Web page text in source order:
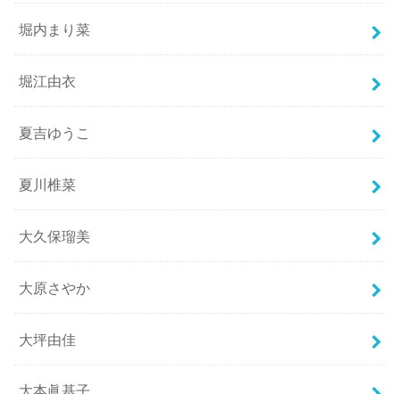
堀内まり菜
堀江由衣
夏吉ゆうこ
夏川椎菜
大久保瑠美
大原さやか
大坪由佳